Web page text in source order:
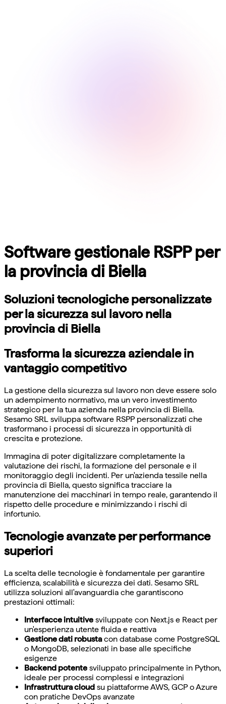
Software gestionale RSPP per
la provincia di Biella
Soluzioni tecnologiche personalizzate
per la sicurezza sul lavoro nella
provincia di Biella
Trasforma la sicurezza aziendale in
vantaggio competitivo
La gestione della sicurezza sul lavoro non deve essere solo
un adempimento normativo, ma un vero investimento
strategico per la tua azienda nella provincia di Biella.
Sesamo SRL sviluppa software RSPP personalizzati che
trasformano i processi di sicurezza in opportunità di
crescita e protezione.
Immagina di poter digitalizzare completamente la
valutazione dei rischi, la formazione del personale e il
monitoraggio degli incidenti. Per un'azienda tessile nella
provincia di Biella, questo significa tracciare la
manutenzione dei macchinari in tempo reale, garantendo il
rispetto delle procedure e minimizzando i rischi di
infortunio.
Tecnologie avanzate per performance
superiori
La scelta delle tecnologie è fondamentale per garantire
efficienza, scalabilità e sicurezza dei dati. Sesamo SRL
utilizza soluzioni all'avanguardia che garantiscono
prestazioni ottimali:
Interfacce intuitive sviluppate con Next.js e React per
un'esperienza utente fluida e reattiva
Gestione dati robustacon database come PostgreSQL
o MongoDB, selezionati in base alle specifiche
esigenze
Backend potente sviluppato principalmente in Python,
ideale per processi complessi e integrazioni
Infrastruttura cloud su piattaforme AWS, GCP o Azure
con pratiche DevOps avanzate